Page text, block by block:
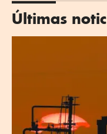
Últimas